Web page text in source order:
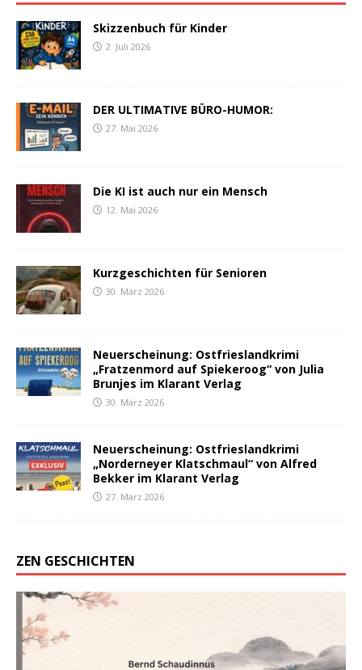
Skizzenbuch für Kinder
2. Juli 2026
DER ULTIMATIVE BÜRO-HUMOR:
27. Mai 2026
Die KI ist auch nur ein Mensch
12. Mai 2026
Kurzgeschichten für Senioren
30. März 2026
Neuerscheinung: Ostfrieslandkrimi
„Fratzenmord auf Spiekeroog“ von Julia
Brunjes im Klarant Verlag
30. März 2026
Neuerscheinung: Ostfrieslandkrimi
„Norderneyer Klatschmaul“ von Alfred
Bekker im Klarant Verlag
27. März 2026
ZEN GESCHICHTEN